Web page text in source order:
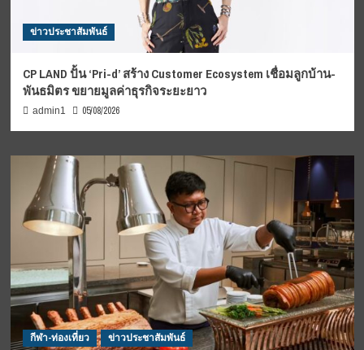
ข่าวประชาสัมพันธ์
CP LAND ปั้น ‘Pri-d’ สร้าง Customer Ecosystem เชื่อมลูกบ้าน-
พันธมิตร ขยายมูลค่าธุรกิจระยะยาว
admin1 05/08/2026
กีฬา-ท่องเที่ยว ข่าวประชาสัมพันธ์